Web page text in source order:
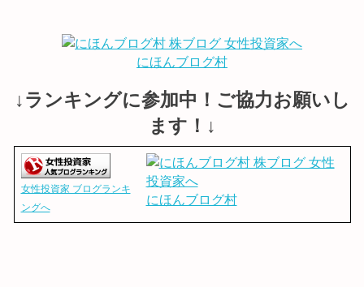
にほんブログ村
↓ランキングに参加中！ご協力お願いし
ます！↓
女性投資家 ブログランキ
ングへ
にほんブログ村